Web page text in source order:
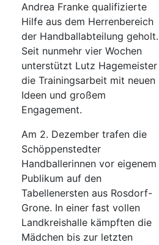
Andrea Franke qualifizierte
Hilfe aus dem Herrenbereich
der Handballabteilung geholt.
Seit nunmehr vier Wochen
unterstützt Lutz Hagemeister
die Trainingsarbeit mit neuen
Ideen und großem
Engagement.
Am 2. Dezember trafen die
Schöppenstedter
Handballerinnen vor eigenem
Publikum auf den
Tabellenersten aus Rosdorf-
Grone. In einer fast vollen
Landkreishalle kämpften die
Mädchen bis zur letzten